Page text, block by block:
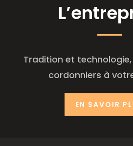
Tradition et
cordonniers à
EN SAVOIR